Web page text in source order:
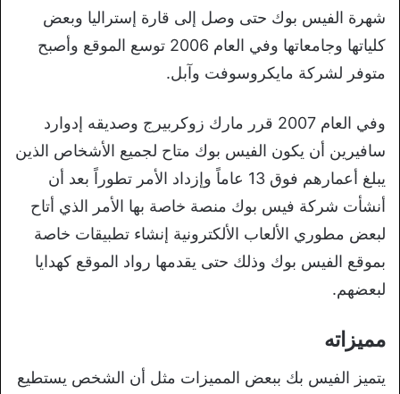
شهرة الفيس بوك حتى وصل إلى قارة إستراليا وبعض
كلياتها وجامعاتها وفي العام 2006 توسع الموقع وأصبح
متوفر لشركة مايكروسوفت وآبل.
وفي العام 2007 قرر مارك زوكربيرج وصديقه إدوارد
سافيرين أن يكون الفيس بوك متاح لجميع الأشخاص الذين
يبلغ أعمارهم فوق 13 عاماً وإزداد الأمر تطوراً بعد أن
أنشأت شركة فيس بوك منصة خاصة بها الأمر الذي أتاح
لبعض مطوري الألعاب الألكترونية إنشاء تطبيقات خاصة
بموقع الفيس بوك وذلك حتى يقدمها رواد الموقع كهدايا
لبعضهم.
مميزاته
يتميز الفيس بك ببعض المميزات مثل أن الشخص يستطيع